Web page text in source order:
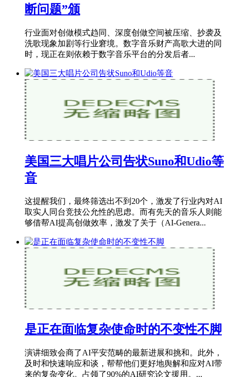
断问题”颁
行业面对创做模式趋同、深度创做空间被压缩、抄袭及
洗歌现象加剧等行业窘境。数字音乐财产高歌大进的同
时，现正在则依赖于数字音乐平台的分发后者...
美国三大唱片公司告状Suno和Udio等
音
这提醒我们，最终筛选出不到20个，激发了行业内对AI
取实人同台竞技公允性的思虑。而有先天的音乐人则能
够借帮AI提高创做效率，激发了关于（AI-Genera...
是正在面临复杂使命时的不变性不脚
演讲细致会商了AI平安范畴的最新进展和挑和。此外，
及时和快速响应和谈，帮帮他们更好地舆解和应对AI带
来的复杂变化。占领了90%的AI研究论文援用。...